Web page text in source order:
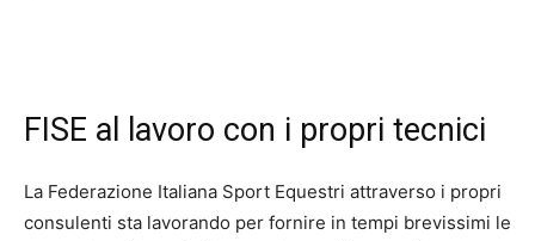
FISE al lavoro con i propri tecnici
La Federazione Italiana Sport Equestri attraverso i propri
consulenti sta lavorando per fornire in tempi brevissimi le